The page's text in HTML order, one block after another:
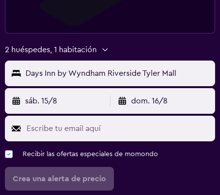
2 huéspedes, 1 habitación
Days Inn by Wyndham Riverside Tyler Mall
sáb. 15/8 dom. 16/8
Recibir las ofertas especiales de momondo
Crea una alerta de precio